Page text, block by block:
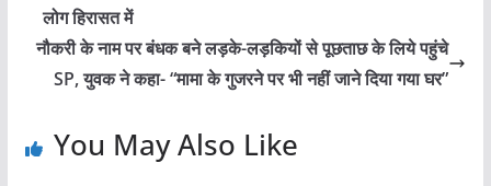
लोग हिरासत में
नौकरी के नाम पर बंधक बने लड़के-लड़कियों से पूछताछ के लिये पहुंचे
SP, युवक ने कहा- “मामा के गुजरने पर भी नहीं जाने दिया गया घर”
You May Also Like